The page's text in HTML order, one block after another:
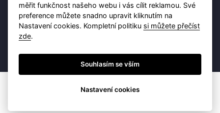
© 2026 Destinační portál provozujeBrána Jihlavy,
příspěvková organizace. Všechna práva vyhrazena.
Ochrana osobních údajů
měřit funkčnost našeho webu i vás cílit reklamou. Své
preference můžete snadno upravit kliknutím na
Nastavení cookies. Kompletní politiku si můžete přečíst
zde.
Souhlasím se vším
Nastavení cookies